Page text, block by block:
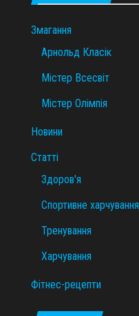
Змагання
Арнольд Класік
Містер Всесвіт
Містер Олімпія
Новини
Статті
Здоров'я
Спортивне харчування
Тренування
Харчування
Фітнес-рецепти